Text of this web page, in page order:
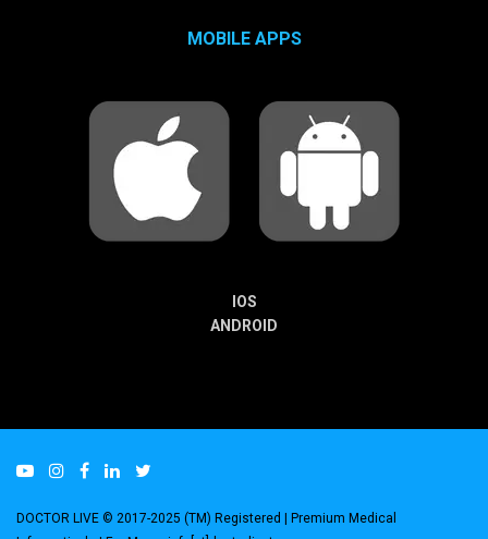
MOBILE APPS
IOS
ANDROID
DOCTOR LIVE © 2017-2025 (TM) Registered
| Premium Medical